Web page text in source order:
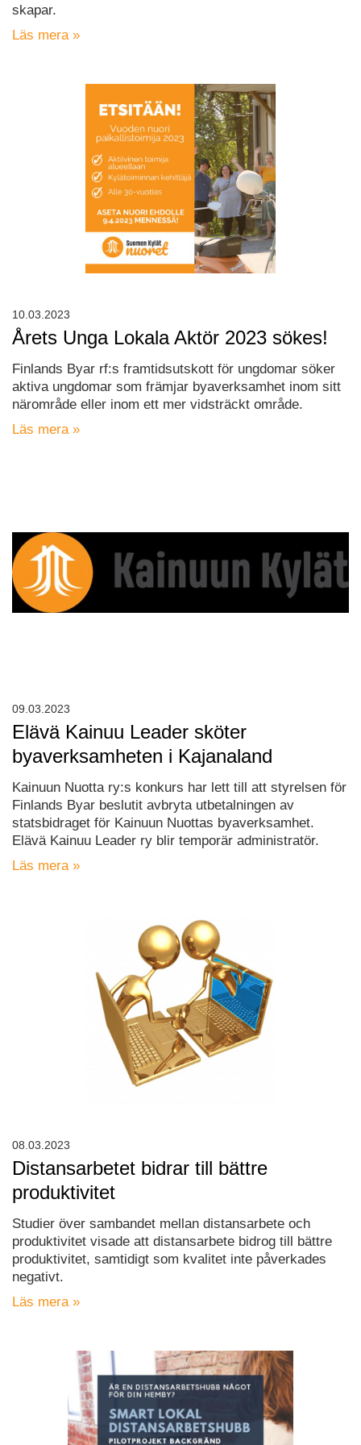
skapar.
Läs mera »
Årets Unga Lokala Aktör 2023 sökes!
Finlands Byar rf:s framtidsutskott för ungdomar söker
aktiva ungdomar som främjar byaverksamhet inom sitt
närområde eller inom ett mer vidsträckt område.
Läs mera »
10.03.2023
Elävä Kainuu Leader sköter
byaverksamheten i Kajanaland
Kainuun Nuotta ry:s konkurs har lett till att styrelsen för
Finlands Byar beslutit avbryta utbetalningen av
statsbidraget för Kainuun Nuottas byaverksamhet.
Elävä Kainuu Leader ry blir temporär administratör.
Läs mera »
09.03.2023
Distansarbetet bidrar till bättre
produktivitet
Studier över sambandet mellan distansarbete och
produktivitet visade att distansarbete bidrog till bättre
produktivitet, samtidigt som kvalitet inte påverkades
negativt.
Läs mera »
08.03.2023